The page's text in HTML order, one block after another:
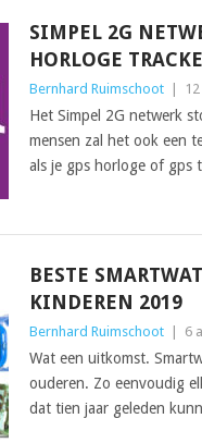
SIMPEL 2G
HORLOGE
Bernhard Ruimschoot
Het Simpel 2G netwerk
mensen zal het ook een
als je gps horloge of gps
BESTE
KINDEREN 2019
Bernhard Ruimschoot 6
Wat een uitkomst.
ouderen. Zo eenvoudig
dat tien jaar geleden